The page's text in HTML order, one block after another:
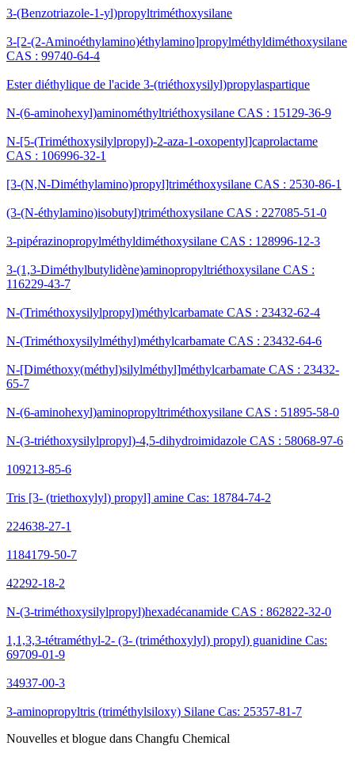
3-(Benzotriazole-1-yl)propyltriméthoxysilane
3-[2-(2-Aminoéthylamino)éthylamino]propylméthyldiméthoxysilane
CAS : 99740-64-4
Ester diéthylique de l'acide 3-(triéthoxysilyl)propylaspartique
N-(6-aminohexyl)aminométhyltriéthoxysilane CAS : 15129-36-9
N-[5-(Triméthoxysilylpropyl)-2-aza-1-oxopentyl]caprolactame
CAS : 106996-32-1
[3-(N,N-Diméthylamino)propyl]triméthoxysilane CAS : 2530-86-1
(3-(N-éthylamino)isobutyl)triméthoxysilane CAS : 227085-51-0
3-pipérazinopropylméthyldiméthoxysilane CAS : 128996-12-3
3-(1,3-Diméthylbutylidène)aminopropyltriéthoxysilane CAS :
116229-43-7
N-(Triméthoxysilylpropyl)méthylcarbamate CAS : 23432-62-4
N-(Triméthoxysilylméthyl)méthylcarbamate CAS : 23432-64-6
N-[Diméthoxy(méthyl)silylméthyl]méthylcarbamate CAS : 23432-
65-7
N-(6-aminohexyl)aminopropyltriméthoxysilane CAS : 51895-58-0
N-(3-triéthoxysilylpropyl)-4,5-dihydroimidazole CAS : 58068-97-6
109213-85-6
Tris [3- (triethoxylyl) propyl] amine Cas: 18784-74-2
224638-27-1
1184179-50-7
42292-18-2
N-(3-triméthoxysilylpropyl)hexadécanamide CAS : 862822-32-0
1,1,3,3-tétraméthyl-2- (3- (triméthoxylyl) propyl) guanidine Cas:
69709-01-9
34937-00-3
3-aminopropyltris (triméthylsiloxy) Silane Cas: 25357-81-7
Nouvelles et blogue dans Changfu Chemical